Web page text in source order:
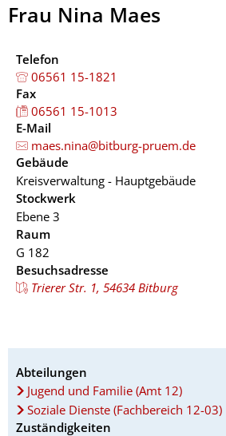
Frau Nina Maes
Telefon
06561 15-1821
Fax
06561 15-1013
E-Mail
maes.nina@bitburg-pruem.de
Gebäude
Kreisverwaltung - Hauptgebäude
Stockwerk
Ebene 3
Raum
G 182
Besuchsadresse
Trierer Str. 1, 54634 Bitburg
Abteilungen
Jugend und Familie (Amt 12)
Soziale Dienste (Fachbereich 12-03)
Zuständigkeiten